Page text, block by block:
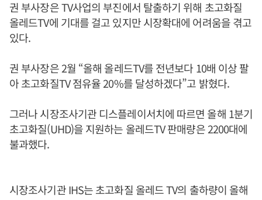
권 부사장은 TV사업의 부진에서 탈출하기 위해 초고화질
올레드TV에 기대를 걸고 있지만 시장확대에 어려움을 겪고
있다.
권 부사장은 2월 “올해 올레드TV를 전년보다 10배 이상 팔
아 초고화질TV 점유율 20%를 달성하겠다”고 밝혔다.
그러나 시장조사기관 디스플레이서치에 따르면 올해 1분기
초고화질(UHD)을 지원하는 올레드TV 판매량은 2200대에
불과했다.
시장조사기관 IHS는 초고화질 올레드 TV의 출하량이 올해